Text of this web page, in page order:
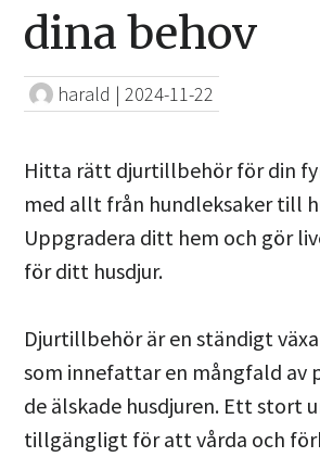
dina behov
harald |2024-11-22
Hitta rätt djurtillbehör för din
med allt från hundleksaker till
Uppgradera ditt hem och gör
för ditt husdjur.
Djurtillbehör är en ständigt
som innefattar en mångfald av
de älskade husdjuren. Ett stort
tillgängligt för att vårda och